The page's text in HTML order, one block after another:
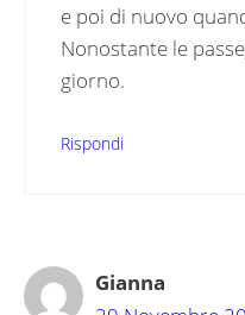
e poi di nuovo
Nonostante le
giorno.
Rispondi
Gianna